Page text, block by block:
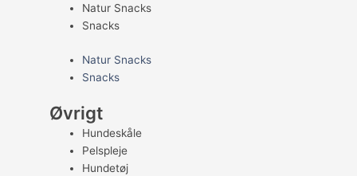
Natur Snacks
Snacks
Natur Snacks
Snacks
Øvrigt
Hundeskåle
Pelspleje
Hundetøj